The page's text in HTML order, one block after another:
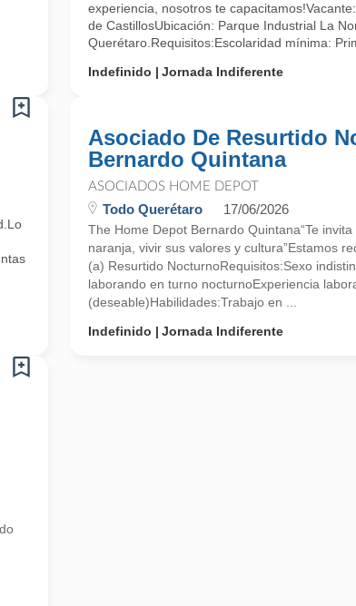
experiencia, nosotros te
de CastillosUbicación: Parque Industrial La
Querétaro.Requisitos:Escolaridad mínima:
Indefinido
Jornada Indiferente
Asociado De Resurtido
Bernardo Quintana
ASOCIADOS HOME DEPOT
Todo Querétaro 17/06/2026
The Home Depot Bernardo Quintana“Te
naranja, vivir sus valores y cultura”Estamos
(a) Resurtido NocturnoRequisitos:Sexo
laborando en turno nocturnoExperiencia
(deseable)Habilidades:Trabajo en ...
Indefinido
Jornada Indiferente